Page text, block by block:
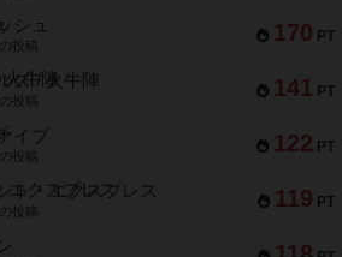
170 PT
シュ
投稿
141 PT
ズ / 火牛陣
投稿
122 PT
イブ
投稿
119 PT
ト・エクスプレス
投稿